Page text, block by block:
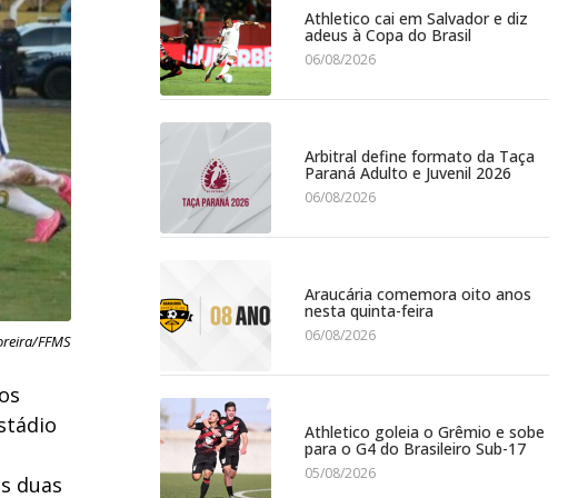
FFMS
duas
Athletico cai em Salvador e diz
adeus à Copa do Brasil
06/08/2026
Arbitral define formato da Taça
Paraná Adulto e Juvenil 2026
06/08/2026
Araucária comemora oito anos
nesta quinta-feira
06/08/2026
Athletico goleia o Grêmio e sobe
para o G4 do Brasileiro Sub-17
05/08/2026